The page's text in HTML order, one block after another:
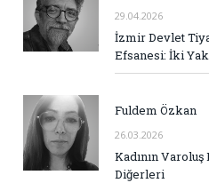
29.04.2026
İzmir Devlet
Efsanesi: İki
Fuldem Özkan
26.03.2026
Kadının
Diğerleri